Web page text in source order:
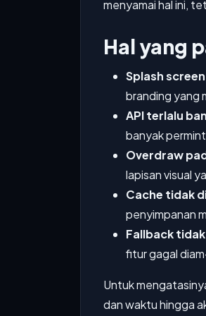
menyamai hal ini,
Hal yang
Splash
branding yang
API terlalu
banyak
Overdraw
lapisan visual
Cache tidak
penyimpanan
Fallback
fitur gagal
Untuk
dan waktu hingga